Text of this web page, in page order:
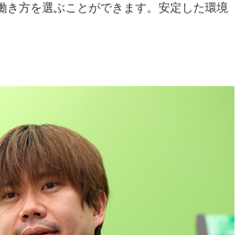
き方を選ぶことができます。安定した環境